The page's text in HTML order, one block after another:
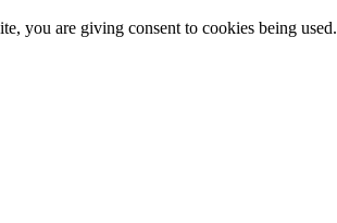
you are giving consent to cookies being used.